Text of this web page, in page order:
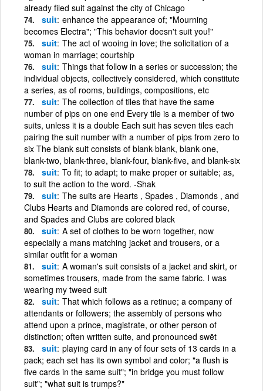
already filed suit against the city of Chicago
suit enhance the appearance of; "Mourning
becomes Electra"; "This behavior doesn't suit you!"
suit The act of wooing in love; the solicitation of a
woman in marriage; courtship
suit Things that follow in a series or succession; the
individual objects, collectively considered, which constitute
a series, as of rooms, buildings, compositions, etc
suit The collection of tiles that have the same
number of pips on one end Every tile is a member of two
suits, unless it is a double Each suit has seven tiles each
pairing the suit number with a number of pips from zero to
six The blank suit consists of blank-blank, blank-one,
blank-two, blank-three, blank-four, blank-five, and blank-six
suit To fit; to adapt; to make proper or suitable; as,
to suit the action to the word. -Shak
suit The suits are Hearts , Spades , Diamonds , and
Clubs Hearts and Diamonds are colored red, of course,
and Spades and Clubs are colored black
suit A set of clothes to be worn together, now
especially a mans matching jacket and trousers, or a
similar outfit for a woman
suit A woman's suit consists of a jacket and skirt, or
sometimes trousers, made from the same fabric. I was
wearing my tweed suit
suit That which follows as a retinue; a company of
attendants or followers; the assembly of persons who
attend upon a prince, magistrate, or other person of
distinction; often written suite, and pronounced swēt
suit playing card in any of four sets of 13 cards in a
pack; each set has its own symbol and color; "a flush is
five cards in the same suit"; "in bridge you must follow
suit"; "what suit is trumps?"